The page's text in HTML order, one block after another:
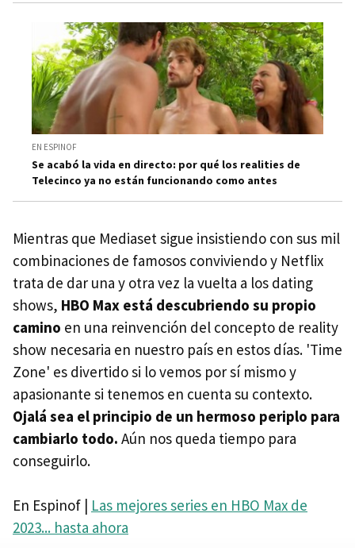
EN ESPINOF
Se acabó la vida en directo: por qué los realities de
Telecinco ya no están funcionando como antes
Mientras que Mediaset sigue insistiendo con sus mil
combinaciones de famosos conviviendo y Netflix
trata de dar una y otra vez la vuelta a los dating
shows, HBO Max está descubriendo su propio
camino en una reinvención del concepto de reality
show necesaria en nuestro país en estos días. 'Time
Zone' es divertido si lo vemos por sí mismo y
apasionante si tenemos en cuenta su contexto.
Ojalá sea el principio de un hermoso periplo para
cambiarlo todo. Aún nos queda tiempo para
conseguirlo.
En Espinof | Las mejores series en HBO Max de
2023... hasta ahora